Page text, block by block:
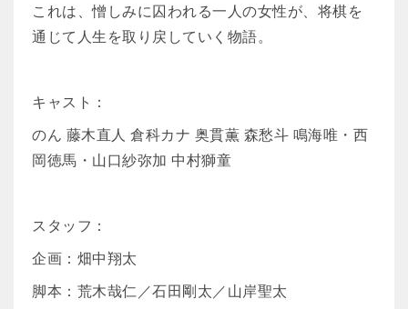
これは、憎しみに囚われる一人の女性が、将棋を
通じて人生を取り戻していく物語。
キャスト：
のん 藤木直人 倉科カナ 奥貫薫 森愁斗 鳴海唯・西
岡徳馬・山口紗弥加 中村獅童
スタッフ：
企画：畑中翔太
脚本：荒木哉仁／石田剛太／山岸聖太